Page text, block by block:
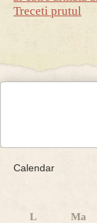
Treceti prutul
Calendar
L Ma